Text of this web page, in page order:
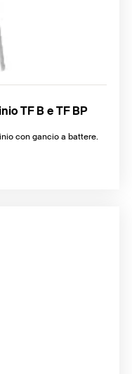
TF B e TF BP
con gancio a battere.